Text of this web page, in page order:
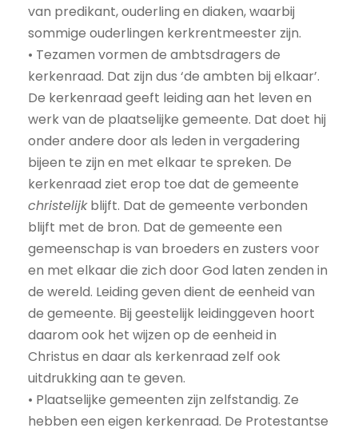
van predikant, ouderling en diaken, waarbij
sommige ouderlingen kerkrentmeester zijn.
• Tezamen vormen de ambtsdragers de
kerkenraad. Dat zijn dus ‘de ambten bij elkaar’.
De kerkenraad geeft leiding aan het leven en
werk van de plaatselijke gemeente. Dat doet hij
onder andere door als leden in vergadering
bijeen te zijn en met elkaar te spreken. De
kerkenraad ziet erop toe dat de gemeente
christelijkblijft. Dat de gemeente verbonden
blijft met de bron. Dat de gemeente een
gemeenschap is van broeders en zusters voor
en met elkaar die zich door God laten zenden in
de wereld. Leiding geven dient de eenheid van
de gemeente. Bij geestelijk leidinggeven hoort
daarom ook het wijzen op de eenheid in
Christus en daar als kerkenraad zelf ook
uitdrukking aan te geven.
• Plaatselijke gemeenten zijn zelfstandig. Ze
hebben een eigen kerkenraad. De Protestantse